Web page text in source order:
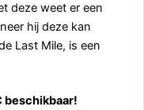
deze weet er een
hij deze kan
Last Mile, is een
beschikbaar!